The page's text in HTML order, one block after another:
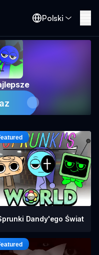
Polski
Dandy'ego Świat